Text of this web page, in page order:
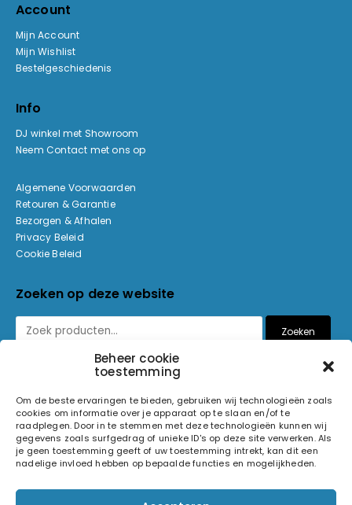
Beheer cookie
toestemming
Om de beste ervaringen te bieden, gebruiken wij technologieën zoals
cookies om informatie over je apparaat op te slaan en/of te
raadplegen. Door in te stemmen met deze technologieën kunnen wij
gegevens zoals surfgedrag of unieke ID's op deze site verwerken. Als
je geen toestemming geeft of uw toestemming intrekt, kan dit een
nadelige invloed hebben op bepaalde functies en mogelijkheden.
Account
Mijn Account
Mijn Wishlist
Bestelgeschiedenis
Info
DJ winkel met Showroom
Neem Contact met ons op
Algemene Voorwaarden
Retouren & Garantie
Bezorgen & Afhalen
Privacy Beleid
Cookie Beleid
Zoeken op deze website
Zoeken
© 2026 Light and Sound Factory. Alle rechten voorbehouden.